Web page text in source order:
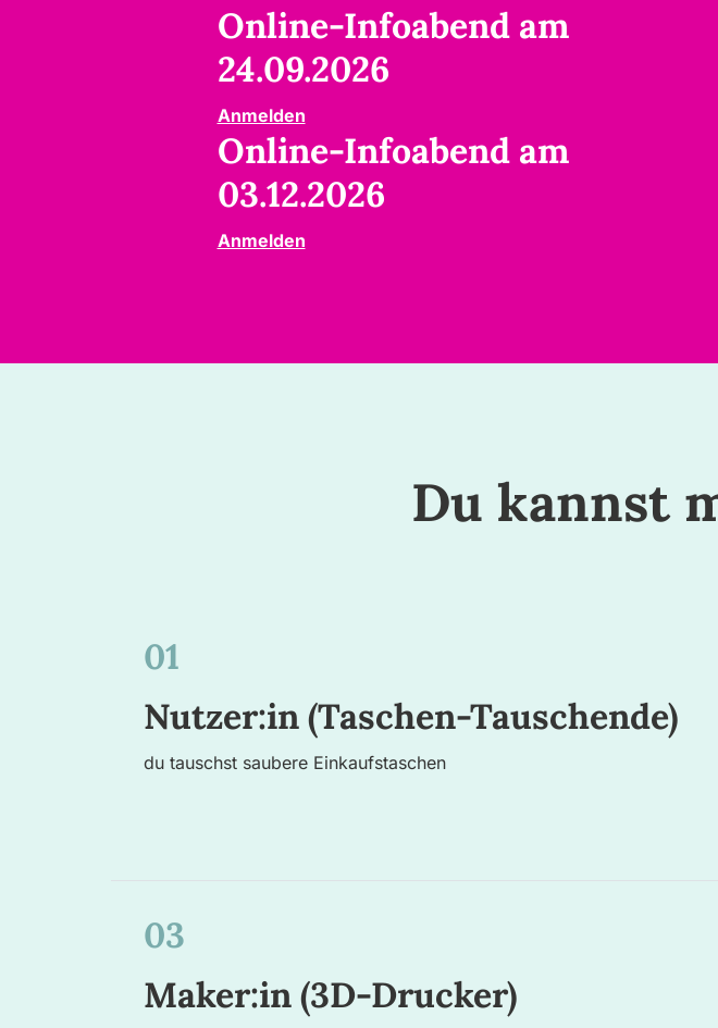
Online-Infoabend am
24.09.2026
Anmelden
Online-Infoabend am
03.12.2026
Anmelden
Du kannst
01
Nutzer:in (Taschen-Tauschende)
du tauschst saubere Einkaufstaschen
03
Maker:in (3D-Drucker)